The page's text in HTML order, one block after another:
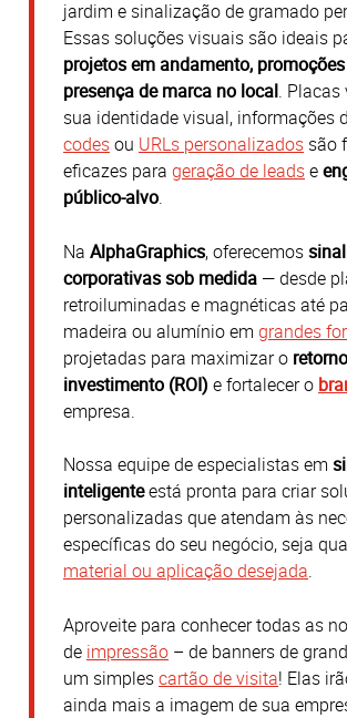
jardim e sinalização de gramado
Essas soluções visuais são ideais
projetos em andamento,
presença de marca no local.​ Placas
sua identidade visual, informações
codesou URLs personalizados são
eficazes para geração de leadse
público-alvo.
Na AlphaGraphics, oferecemos
corporativas sob medida — desde
retroiluminadas e magnéticas até
madeira ou alumínio em grandes
projetadas para maximizar o
investimento (ROI) e fortalecer o
empresa.​
Nossa equipe de especialistas em
inteligenteestá pronta para criar
personalizadas que atendam às
específicas do seu negócio, seja
material ou aplicação desejada.
Aproveite para conhecer todas as
de impressão – de banners de
um simplescartão de visita! Elas
ainda mais a imagem de sua